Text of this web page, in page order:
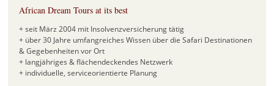
African Dream Tours at its best
+ seit März 2004 mit Insolvenzversicherung tätig
+ über 30 Jahre umfangreiches Wissen über die Safari Destinationen
& Gegebenheiten vor Ort
+ langjähriges & flächendeckendes Netzwerk
+ individuelle, serviceorientierte Planung